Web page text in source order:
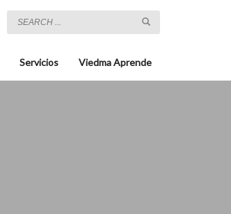
Servicios Viedma Aprende